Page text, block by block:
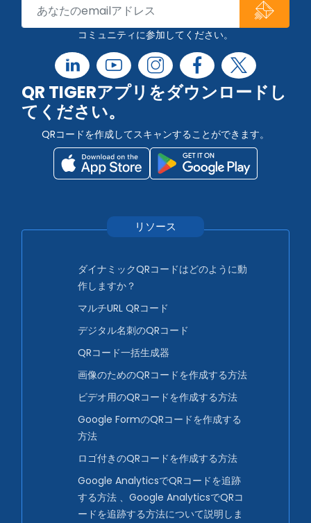
コミュニティに参加してください。
QR TIGERアプリをダウンロードし
てください。
QRコードを作成してスキャンすることができます。
リソース
ダイナミックQRコードはどのように動
作しますか？
マルチURL QRコード
デジタル名刺のQRコード
QRコード一括生成器
画像のためのQRコードを作成する方法
ビデオ用のQRコードを作成する方法
Google FormのQRコードを作成する
方法
ロゴ付きのQRコードを作成する方法
Google AnalyticsでQRコードを追跡
する方法 、Google AnalyticsでQRコ
ードを追跡する方法について説明しま